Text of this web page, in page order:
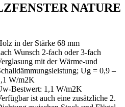
NATURE
in der Stärke 68 mm
Wunsch 2-fach oder 3-fach
mit der Wärme-und
Ug = 0,9 –
W/m2K
Bestwert: 1,1 W/m2K
ist auch eine zusätzliche 2.